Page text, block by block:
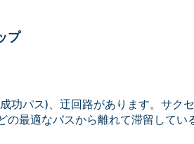
プ
功パス)、迂回路があります。サク
最適なパスから離れて滞留してい